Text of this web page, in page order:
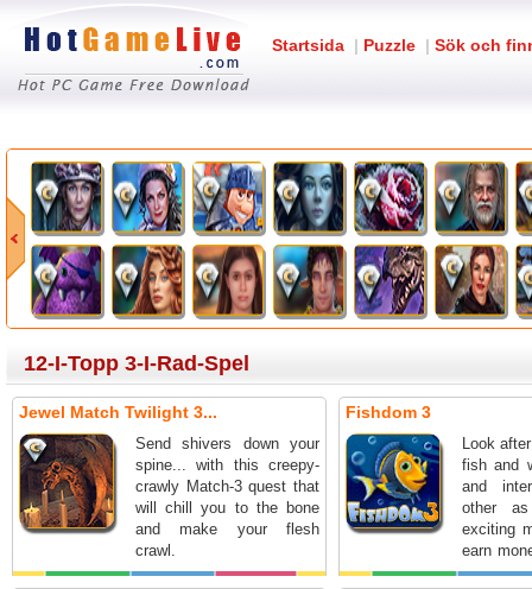
Startsida | Puzzle | Sök och
12-I-Topp 3-I-Rad-Spel
Jewel Match Twilight 3...
Send shivers down your
spine... with this creepy-
crawly Match-3 quest that
will chill you to the bone
and make your flesh
crawl.
Fishdom 3
Look
fish and
and
other
exciting
earn
your